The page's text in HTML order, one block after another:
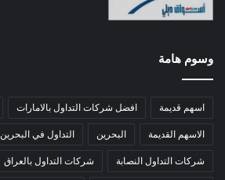
وسوم هامة
اسهم قديمة افضل شركات التداول بالامارات
الاسهم القديمة البحرين التداول في البحرين
شركات التداول النصابة شركات التداول بالعراق